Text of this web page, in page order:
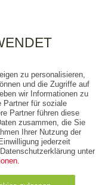
zu personalisieren,
und die Zugriffe auf
wir Informationen zu
Partner für soziale
Partner führen diese
zusammen, die Sie
Ihrer Nutzung der
jederzeit
unter